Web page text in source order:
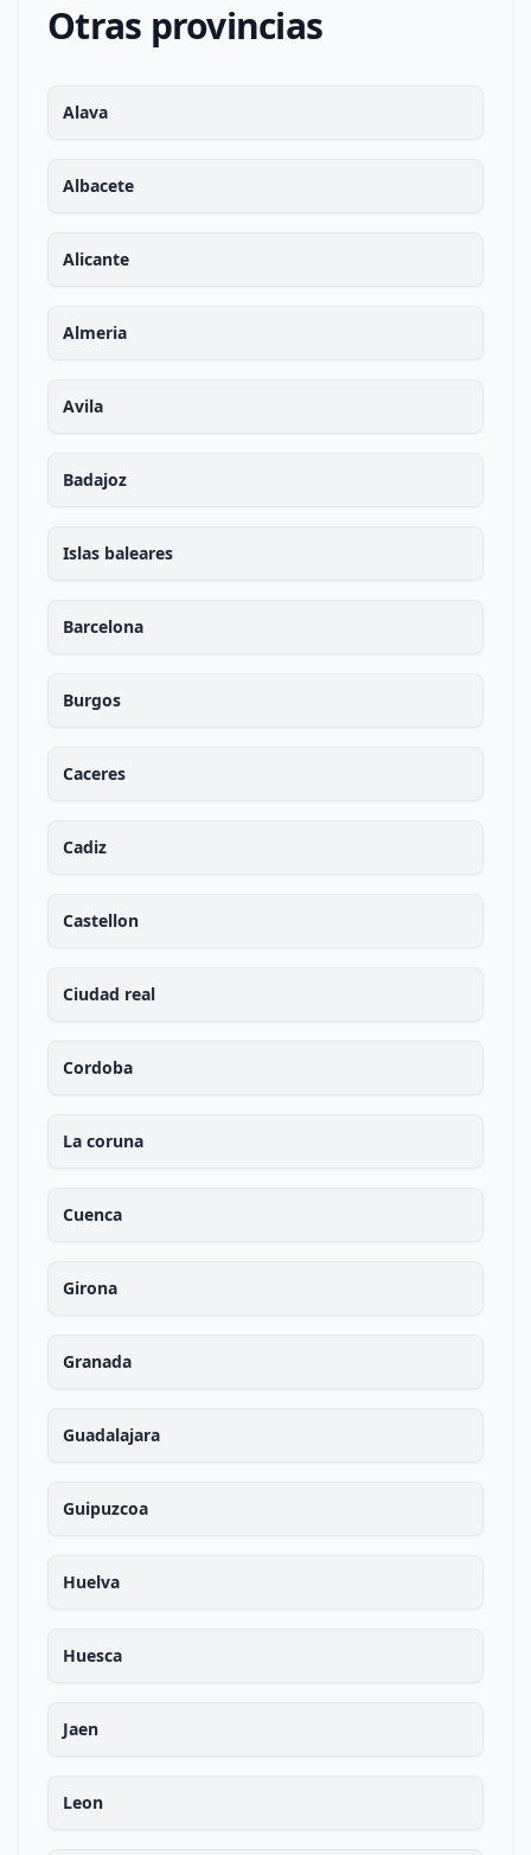
Otras provincias
Alava
Albacete
Alicante
Almeria
Avila
Badajoz
Islas baleares
Barcelona
Burgos
Caceres
Cadiz
Castellon
Ciudad real
Cordoba
La coruna
Cuenca
Girona
Granada
Guadalajara
Guipuzcoa
Huelva
Huesca
Jaen
Leon